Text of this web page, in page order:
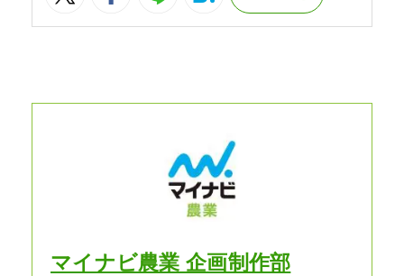
マイナビ農業 企画制作部